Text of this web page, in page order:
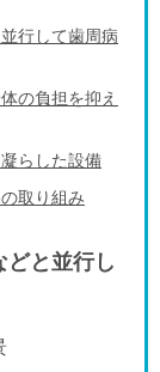
行して歯周病
の負担を抑え
らした設備
取り組み
どと並行し